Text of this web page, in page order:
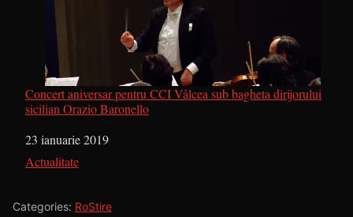
Concert aniversar pentru CCI Vâlcea sub bagheta dirijorului
sicilian Orazio Baronello
Dată
23 ianuarie 2019
În legătură cu
Actualitate
Categories: RoStire